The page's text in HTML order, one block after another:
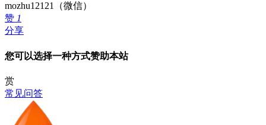
mozhu12121（微信）
赞 1
分享
您可以选择一种方式赞助本站
赏
常见问答